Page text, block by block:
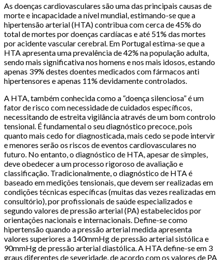
As doenças cardiovasculares são uma das principais causas de
morte e incapacidade a nível mundial, estimando-se que a
hipertensão arterial (HTA) contribua com cerca de 45% do
total de mortes por doenças cardíacas e até 51% das mortes
por acidente vascular cerebral. Em Portugal estima-se que a
HTA apresenta uma prevalência de 42% na população adulta,
sendo mais significativa nos homens e nos mais idosos, estando
apenas 39% destes doentes medicados com fármacos anti
hipertensores e apenas 11% devidamente controlados.
A HTA, também conhecida como a “doença silenciosa” é um
fator de risco com necessidade de cuidados específicos,
necessitando de estreita vigilância através de um bom controlo
tensional. É fundamental o seu diagnóstico precoce, pois
quanto mais cedo for diagnosticada, mais cedo se pode intervir
e menores serão os riscos de eventos cardiovasculares no
futuro. No entanto, o diagnóstico de HTA, apesar de simples,
deve obedecer a um processo rigoroso de avaliação e
classificação. Tradicionalmente, o diagnóstico de HTA é
baseado em medições tensionais, que devem ser realizadas em
condições técnicas específicas (muitas das vezes realizadas em
consultório), por profissionais de saúde especializados e
segundo valores de pressão arterial (PA) estabelecidos por
orientações nacionais e internacionais. Define-se como
hipertensão quando a pressão arterial medida apresenta
valores superiores a 140mmHg de pressão arterial sistólica e
90mmHg de pressão arterial diastólica. A HTA define-se em 3
graus diferentes de severidade, de acordo com os valores de PA